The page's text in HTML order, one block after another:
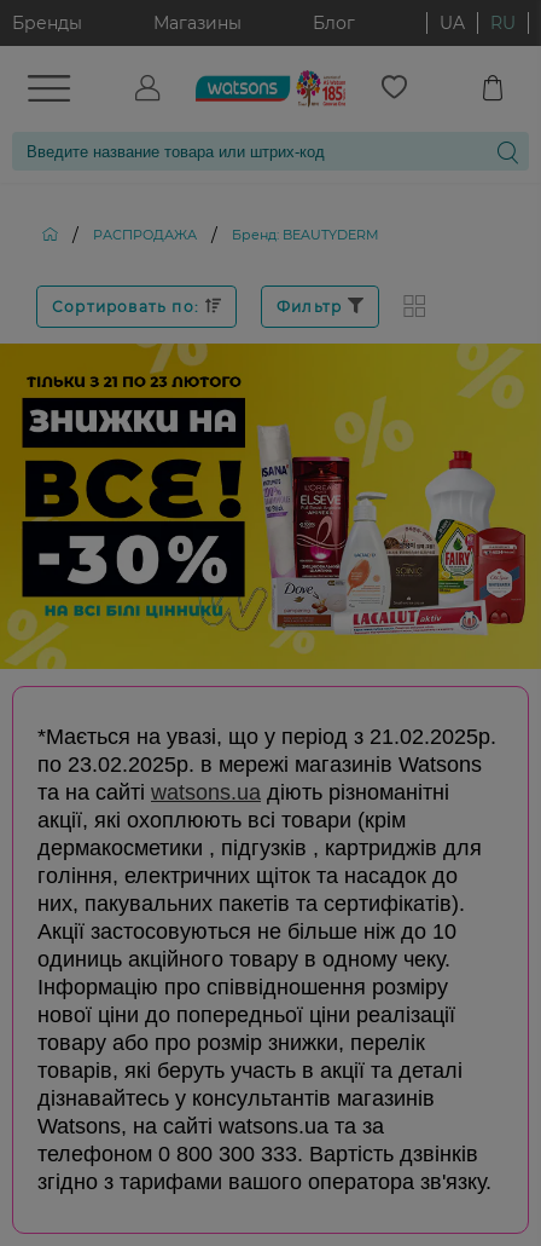
Бренды Магазины Блог UA RU
/ РАСПРОДАЖА / Бренд: BEAUTYDERM
Сортировать по: Фильтр
*Мається на увазі, що у період з 21.02.2025р.
по 23.02.2025р. в мережі магазинів Watsons
та на сайті watsons.ua діють різноманітні
акції, які охоплюють всі товари (крім
дермакосметики , підгузків , картриджів для
гоління, електричних щіток та насадок до
них, пакувальних пакетів та сертифікатів).
Акції застосовуються не більше ніж до 10
одиниць акційного товару в одному чеку.
Інформацію про співвідношення розміру
нової ціни до попередньої ціни реалізації
товару або про розмір знижки, перелік
товарів, які беруть участь в акції та деталі
дізнавайтесь у консультантів магазинів
Watsons, на сайті watsons.ua та за
телефоном 0 800 300 333. Вартість дзвінків
згідно з тарифами вашого оператора зв'язку.